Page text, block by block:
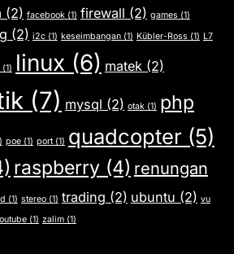
(2) facebook(1) firewall (2) games (1)
(2) i2c(1) keseimbangan(1) Kübler-Ross (1) L7
(1) linux (6) matek (2)
(7) mysql (2) otak(1) php
poe(1) port(1) quadcopter (5)
raspberry(4) renungan
(1) stereo(1) trading (2) ubuntu (2) vu
(1) zalim(1)